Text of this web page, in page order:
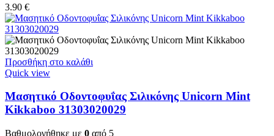
3.90 €
Προσθήκη στο καλάθι
Quick view
Μασητικό Οδοντοφυΐας Σιλικόνης Unicorn Mint
Kikkaboo 31303020029
Βαθμολογήθηκε με 0 από 5